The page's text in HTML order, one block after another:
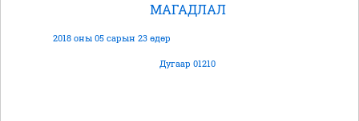
МАГАДЛАЛ
2018 оны 05 сарын 23 өдөр
Дугаар 01210